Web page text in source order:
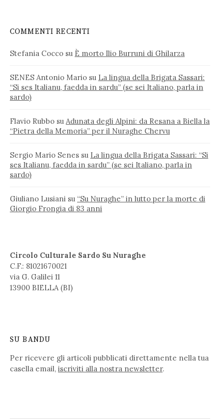
COMMENTI RECENTI
Stefania Cocco su È morto Ilio Burruni di Ghilarza
SENES Antonio Mario su La lingua della Brigata Sassari:
“Si ses Italianu, faedda in sardu” (se sei Italiano, parla in
sardo)
Flavio Rubbo su Adunata degli Alpini: da Resana a Biella la
“Pietra della Memoria” per il Nuraghe Chervu
Sergio Mario Senes su La lingua della Brigata Sassari: “Si
ses Italianu, faedda in sardu” (se sei Italiano, parla in
sardo)
Giuliano Lusiani su “Su Nuraghe” in lutto per la morte di
Giorgio Frongia di 83 anni
Circolo Culturale Sardo Su Nuraghe
C.F.: 81021670021
via G. Galilei 11
13900 BIELLA (BI)
SU BANDU
Per ricevere gli articoli pubblicati direttamente nella tua
casella email, iscriviti alla nostra newsletter.